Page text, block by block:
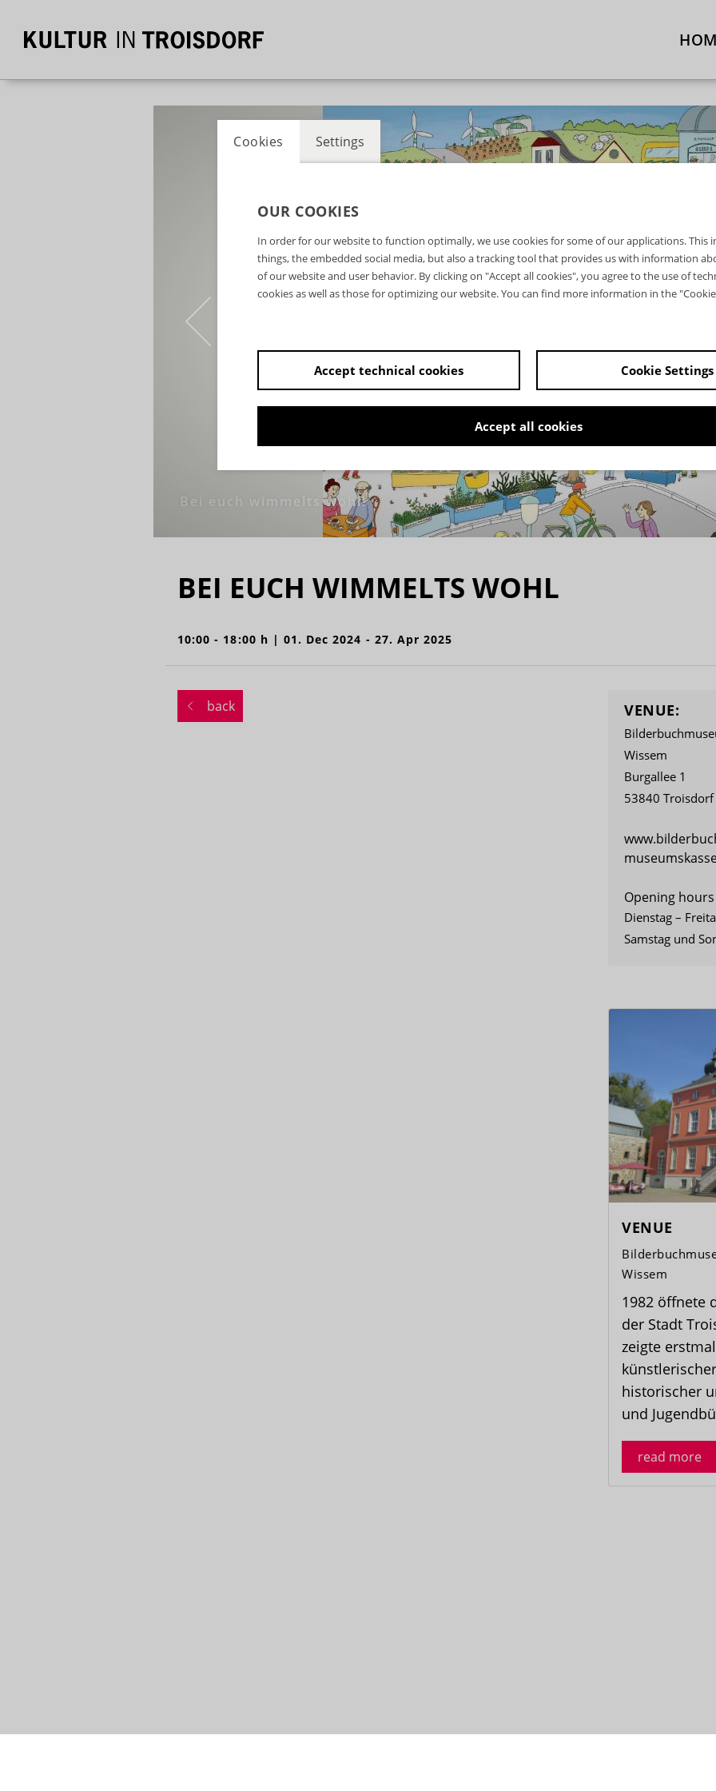
Bei euch wimmelts wohl!
BEI EUCH WIMMELTS WOHL
10:00 - 18:00 h | 01. Dec 2024 - 27. Apr 2025
back VENUE:
Wissem
Burgallee 1
53840 Troisdorf
Opening hours
Dienstag –
Samstag und
VENUE
Wissem
1982 öffnete
der Stadt
zeigte
historischer
und
read more
Cookies Settings
OUR COOKIES
In order for our website to function optimally, we use cookies for some of our applications. This
things, the embedded social media, but also a tracking tool that provides us with information
of our website and user behavior. By clicking on "Accept all cookies", you agree to the use of
cookies as well as those for optimizing our website. You can find more information in the
Accept technical cookies Cookie Settings
Accept all cookies